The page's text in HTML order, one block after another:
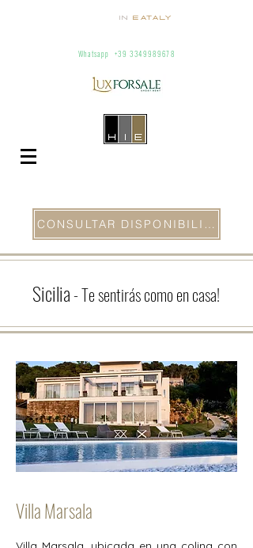
in Eataly
Whatsapp+39 3349989678
CONSULTAR DISPONIBILIDAD
Sicilia-Te sentirás como en casa!
Villa Marsala